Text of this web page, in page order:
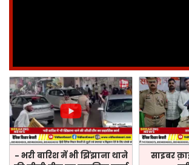
- भरी बारिश में भी झिंझाना थाने
साइबर